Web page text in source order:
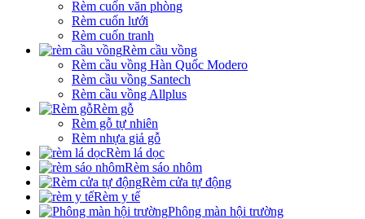
Rèm cuốn văn phòng
Rèm cuốn lưới
Rèm cuốn tranh
Rèm cầu vồng
Rèm cầu vồng Hàn Quốc Modero
Rèm cầu vồng Santech
Rèm cầu vồng Allplus
Rèm gỗ
Rèm gỗ tự nhiên
Rèm nhựa giả gỗ
Rèm lá dọc
Rèm sáo nhôm
Rèm cửa tự động
Rèm y tế
Phông màn hội trường